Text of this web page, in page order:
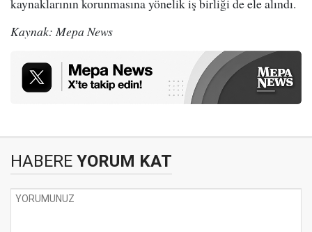
Kaynak: Mepa News
HABERE YORUM KAT